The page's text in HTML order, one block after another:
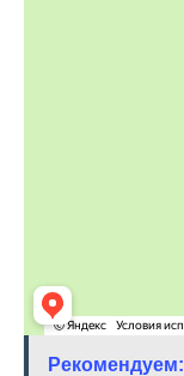
Рекомендуем: